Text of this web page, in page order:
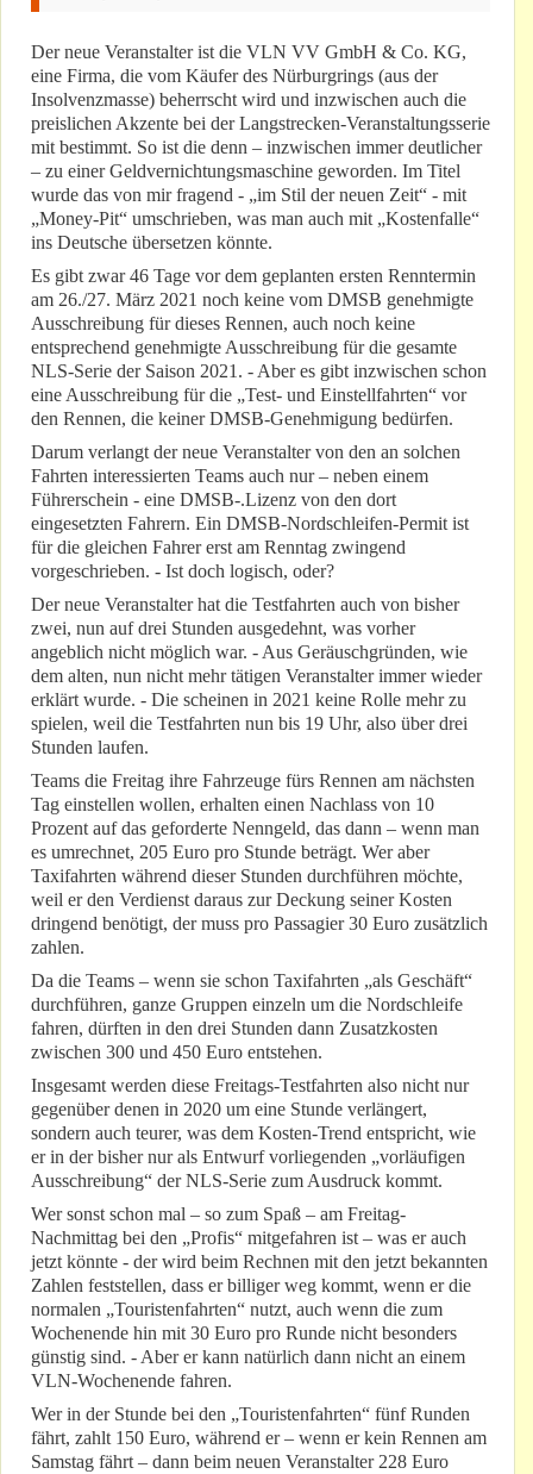
Der neue Veranstalter ist die VLN VV GmbH & Co. KG,
eine Firma, die vom Käufer des Nürburgrings (aus der
Insolvenzmasse) beherrscht wird und inzwischen auch die
preislichen Akzente bei der Langstrecken-Veranstaltungsserie
mit bestimmt. So ist die denn – inzwischen immer deutlicher
– zu einer Geldvernichtungsmaschine geworden. Im Titel
wurde das von mir fragend - „im Stil der neuen Zeit“ - mit
„Money-Pit“ umschrieben, was man auch mit „Kostenfalle“
ins Deutsche übersetzen könnte.
Es gibt zwar 46 Tage vor dem geplanten ersten Renntermin
am 26./27. März 2021 noch keine vom DMSB genehmigte
Ausschreibung für dieses Rennen, auch noch keine
entsprechend genehmigte Ausschreibung für die gesamte
NLS-Serie der Saison 2021. - Aber es gibt inzwischen schon
eine Ausschreibung für die „Test- und Einstellfahrten“ vor
den Rennen, die keiner DMSB-Genehmigung bedürfen.
Darum verlangt der neue Veranstalter von den an solchen
Fahrten interessierten Teams auch nur – neben einem
Führerschein - eine DMSB-.Lizenz von den dort
eingesetzten Fahrern. Ein DMSB-Nordschleifen-Permit ist
für die gleichen Fahrer erst am Renntag zwingend
vorgeschrieben. - Ist doch logisch, oder?
Der neue Veranstalter hat die Testfahrten auch von bisher
zwei, nun auf drei Stunden ausgedehnt, was vorher
angeblich nicht möglich war. - Aus Geräuschgründen, wie
dem alten, nun nicht mehr tätigen Veranstalter immer wieder
erklärt wurde. - Die scheinen in 2021 keine Rolle mehr zu
spielen, weil die Testfahrten nun bis 19 Uhr, also über drei
Stunden laufen.
Teams die Freitag ihre Fahrzeuge fürs Rennen am nächsten
Tag einstellen wollen, erhalten einen Nachlass von 10
Prozent auf das geforderte Nenngeld, das dann – wenn man
es umrechnet, 205 Euro pro Stunde beträgt. Wer aber
Taxifahrten während dieser Stunden durchführen möchte,
weil er den Verdienst daraus zur Deckung seiner Kosten
dringend benötigt, der muss pro Passagier 30 Euro zusätzlich
zahlen.
Da die Teams – wenn sie schon Taxifahrten „als Geschäft“
durchführen, ganze Gruppen einzeln um die Nordschleife
fahren, dürften in den drei Stunden dann Zusatzkosten
zwischen 300 und 450 Euro entstehen.
Insgesamt werden diese Freitags-Testfahrten also nicht nur
gegenüber denen in 2020 um eine Stunde verlängert,
sondern auch teurer, was dem Kosten-Trend entspricht, wie
er in der bisher nur als Entwurf vorliegenden „vorläufigen
Ausschreibung“ der NLS-Serie zum Ausdruck kommt.
Wer sonst schon mal – so zum Spaß – am Freitag-
Nachmittag bei den „Profis“ mitgefahren ist – was er auch
jetzt könnte - der wird beim Rechnen mit den jetzt bekannten
Zahlen feststellen, dass er billiger weg kommt, wenn er die
normalen „Touristenfahrten“ nutzt, auch wenn die zum
Wochenende hin mit 30 Euro pro Runde nicht besonders
günstig sind. - Aber er kann natürlich dann nicht an einem
VLN-Wochenende fahren.
Wer in der Stunde bei den „Touristenfahrten“ fünf Runden
fährt, zahlt 150 Euro, während er – wenn er kein Rennen am
Samstag fährt – dann beim neuen Veranstalter 228 Euro